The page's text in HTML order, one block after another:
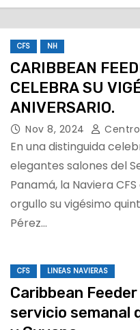
CFS NH
CARIBBEAN
CELEBRA SU
ANIVERSARIO.
Nov 8, 2024
En una distinguida
elegantes salones del
Panamá, la Naviera
orgullo su vigésimo
Pérez…
CFS LINEAS NAVIERAS
Caribbean
servicio semanal